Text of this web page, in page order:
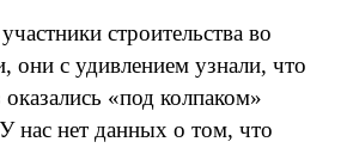
строительства во
они с удивлением узнали, что
«под колпаком»
нас нет данных о том, что